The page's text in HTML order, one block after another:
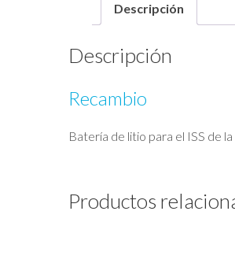
Descripción
Descripción
Recambio
Batería de litio para el ISS de
Productos